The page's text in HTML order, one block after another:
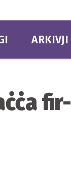
ARKIVJI
fir-